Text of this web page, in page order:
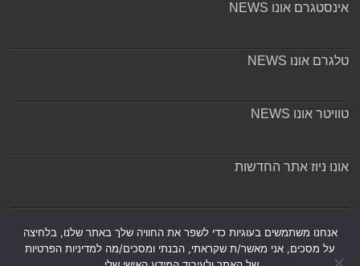
אינסטגרם אונו NEWS
טלגרם אונו NEWS
טוויטר אונו NEWS
אונו ניוז אתר החדשות
אנחנו משתמשים בעוגיות כדי לשפר את החוויה שלך באתר שלנו, בלחיצה
על מסכים, אני מאשר/ת שקראתי, הבנתי ומסכים/מה למדיניות הפרטיות